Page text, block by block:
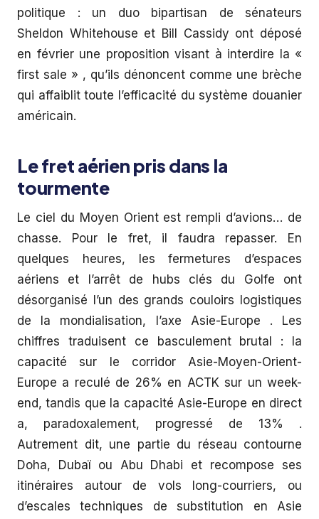
politique : un duo bipartisan de sénateurs
Sheldon Whitehouse et Bill Cassidy ont déposé
en février une proposition visant à interdire la «
first sale » , qu’ils dénoncent comme une brèche
qui affaiblit toute l’efficacité du système douanier
américain.
Le fret aérien pris dans la
tourmente
Le ciel du Moyen Orient est rempli d’avions… de
chasse. Pour le fret, il faudra repasser. En
quelques heures, les fermetures d’espaces
aériens et l’arrêt de hubs clés du Golfe ont
désorganisé l’un des grands couloirs logistiques
de la mondialisation, l’axe Asie-Europe . Les
chiffres traduisent ce basculement brutal : la
capacité sur le corridor Asie-Moyen-Orient-
Europe a reculé de 26% en ACTK sur un week-
end, tandis que la capacité Asie-Europe en direct
a, paradoxalement, progressé de 13% .
Autrement dit, une partie du réseau contourne
Doha, Dubaï ou Abu Dhabi et recompose ses
itinéraires autour de vols long-courriers, ou
d’escales techniques de substitution en Asie